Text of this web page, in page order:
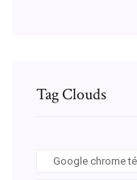
Tag Clouds
Google chrome